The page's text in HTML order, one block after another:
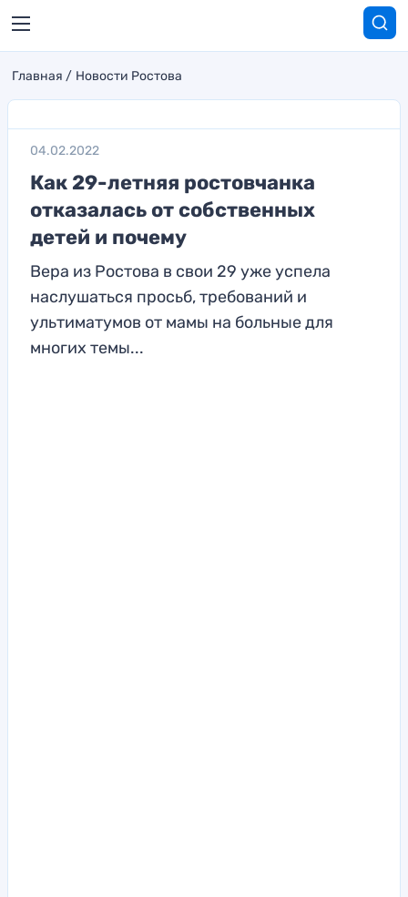
Главная Новости Ростова
04.02.2022
Как 29-летняя ростовчанка
отказалась от собственных
детей и почему
Вера из Ростова в свои 29 уже успела
наслушаться просьб, требований и
ультиматумов от мамы на больные для
многих темы...